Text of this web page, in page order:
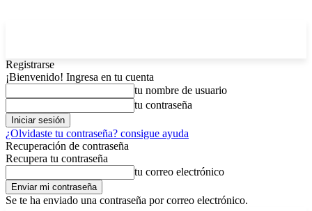
Registrarse
¡Bienvenido! Ingresa en tu cuenta
tu nombre de usuario
tu contraseña
¿Olvidaste tu contraseña? consigue ayuda
Recuperación de contraseña
Recupera tu contraseña
tu correo electrónico
Se te ha enviado una contraseña por correo electrónico.